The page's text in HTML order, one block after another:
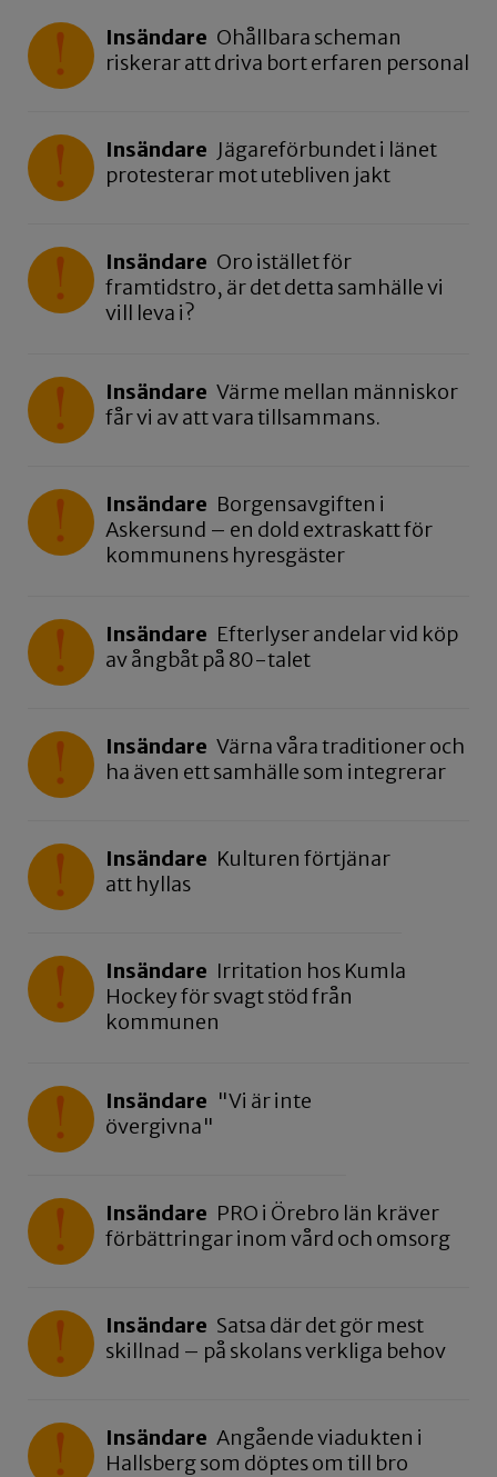
Insändare Ohållbara scheman
riskerar att driva bort erfaren personal
Insändare Jägareförbundet i länet
protesterar mot utebliven jakt
Insändare Oro istället för
framtidstro, är det detta samhälle vi
vill leva i?
Insändare Värme mellan människor
får vi av att vara tillsammans.
Insändare Borgensavgiften i
Askersund – en dold extraskatt för
kommunens hyresgäster
Insändare Efterlyser andelar vid köp
av ångbåt på 80-talet
Insändare Värna våra traditioner och
ha även ett samhälle som integrerar
Insändare Kulturen förtjänar
att hyllas
Insändare Irritation hos Kumla
Hockey för svagt stöd från
kommunen
Insändare "Vi är inte
övergivna"
Insändare PRO i Örebro län kräver
förbättringar inom vård och omsorg
Insändare Satsa där det gör mest
skillnad – på skolans verkliga behov
Insändare Angående viadukten i
Hallsberg som döptes om till bro